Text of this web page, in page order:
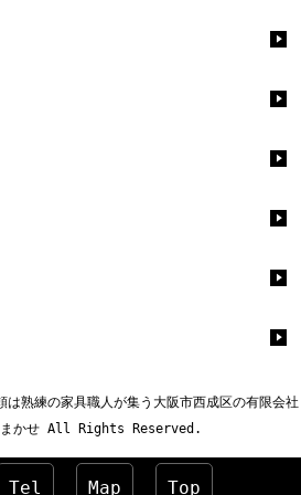
熟練の家具職人が集う大阪市西成区の有限会社
まかせ All Rights Reserved.
Tel Map Top